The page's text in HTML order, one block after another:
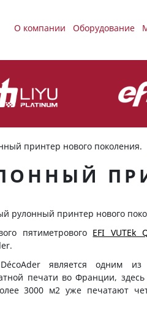
О компании Оборудование
принтер нового поколения.
рулонный принтер нового
пятиметрового EFI VUTEk
является одним из
печати во Франции, здесь
3000 м2 уже печатают